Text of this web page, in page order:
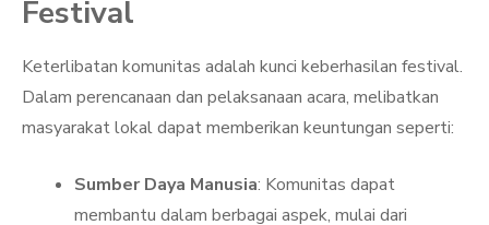
Festival
Keterlibatan komunitas adalah kunci keberhasilan festival.
Dalam perencanaan dan pelaksanaan acara, melibatkan
masyarakat lokal dapat memberikan keuntungan seperti:
Sumber Daya Manusia: Komunitas dapat
membantu dalam berbagai aspek, mulai dari